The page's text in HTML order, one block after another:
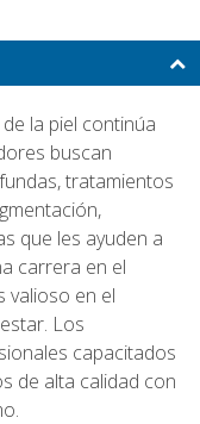
la piel continúa
buscan
tratamientos
que les ayuden a
carrera en el
valioso en el
Los
capacitados
de alta calidad con